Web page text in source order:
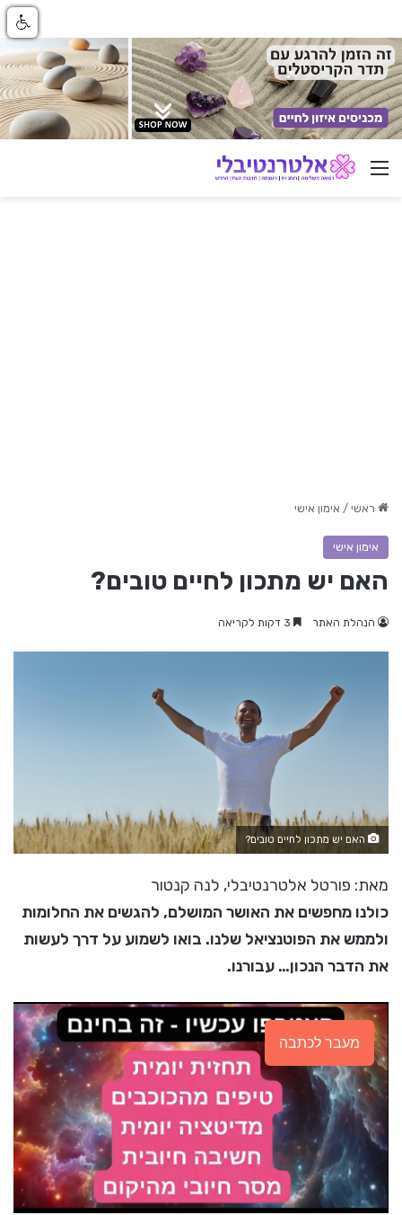
ניווט באתר
ראשי / אימון אישי
אימון אישי
האם יש מתכון לחיים טובים?
הנהלת האתר
האם יש מתכון לחיים טובים?
מאת: פורטל אלטרנטיבלי, לנה קנטור
כולנו מחפשים את האושר המושלם, להגשים את החלומות
ולממש את הפוטנציאל שלנו. בואו לשמוע על דרך לעשות
את הדבר הנכון… עבורנו.
מעבר לכתבה